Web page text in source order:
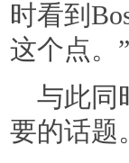
时看到
这个点。”
与此同
要的话题